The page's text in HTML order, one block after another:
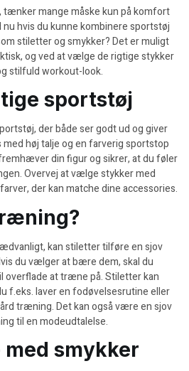
mange måske kun på komfort
hvis du kunne kombinere sportstøj
stiletter og smykker? Det er muligt
og ved at vælge de rigtige stykker
stilfuld workout-look.
sportstøj
der både ser godt ud og giver
høj talje og en farverig sportstop
din figur og sikrer, at du føler
Overvej at vælge stykker med
der kan matche dine accessories.
kan stiletter tilføre en sjov
du vælger at bære dem, skal du
overflade at træne på. Stiletter kan
f.eks. laver en fodøvelsesrutine eller
træning. Det kan også være en sjov
til en modeudtalelse.
smykker